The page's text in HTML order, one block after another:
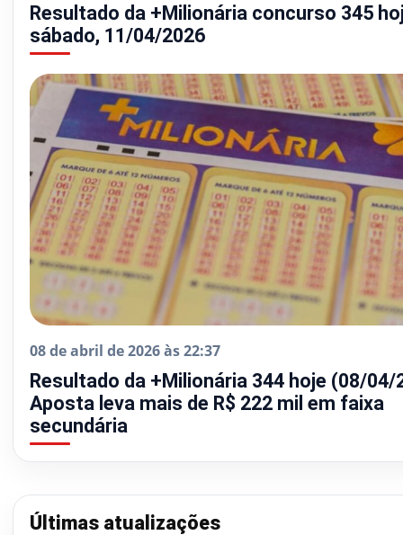
Resultado da +Milionária concurso 345
sábado, 11/04/2026
08 de abril de 2026 às 22:37
Resultado da +Milionária 344 hoje (08/04/
Aposta leva mais de R$ 222 mil em faixa
secundária
Últimas atualizações